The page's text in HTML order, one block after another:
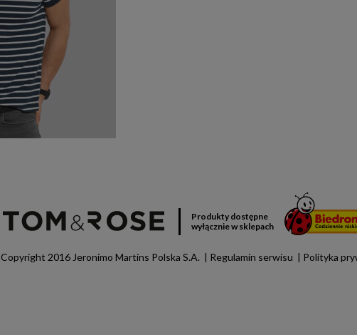
Produkty dostępne
wyłącznie w sklepach
Copyright 2016 Jeronimo Martins Polska S.A. Regulamin serwisu Polityka